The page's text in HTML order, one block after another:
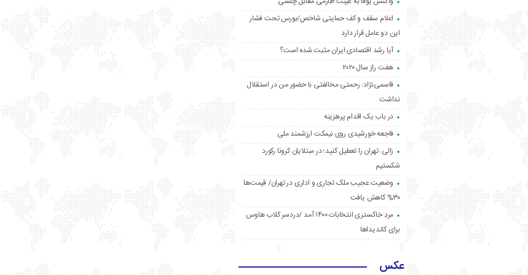
اعلام سقف و کف حمایتی شاخص/بورس تحت فشار
این دو عامل قرار دارد
آیا رشد اقتصادی ایران مثبت شده است؟
هفت راز سال ۲۰۲۰
قاسمی‌نژاد: رحمتی مخالفتی با حضور من در استقلال
نداشت
در باب یک اقدام پرهزینه
فاجعه خورشیدی روی نیمکت ارزشمند ملی
زالی: تهران را تعطیل کنید؛ در مبتلایان کرونا رکورد
شکستیم
وضعیت عجیب ملک تجاری و اداری در تهران/ قیمت‌ها
۳۰% کاهش یافت
مردِ خاکستری انتخابات ۱۴۰۰ آمد /دردسر کلاب هاوس
برای کاندیداها
عکس